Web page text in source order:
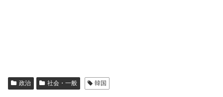
政治 社会・一般 韓国